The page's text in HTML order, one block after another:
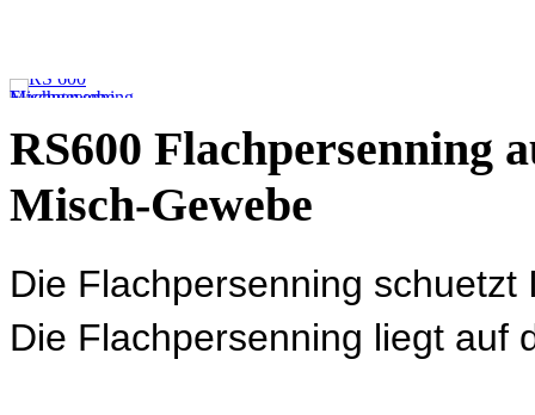
RS600 Flachpersenning
Misch-Gewebe
Die Flachpersenning
Die Flachpersenning liegt auf